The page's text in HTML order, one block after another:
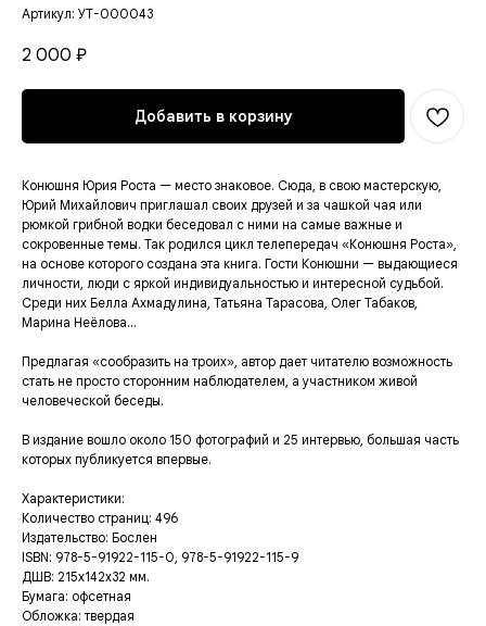
Артикул: УТ-000043
2 000 ₽
Добавить в корзину
Конюшня Юрия Роста — место знаковое. Сюда, в свою мастерскую,
Юрий Михайлович приглашал своих друзей и за чашкой чая или
рюмкой грибной водки беседовал с ними на самые важные и
сокровенные темы. Так родился цикл телепередач «Конюшня Роста»,
на основе которого создана эта книга. Гости Конюшни — выдающиеся
личности, люди с яркой индивидуальностью и интересной судьбой.
Среди них Белла Ахмадулина, Татьяна Тарасова, Олег Табаков,
Марина Неёлова...
Предлагая «сообразить на троих», автор дает читателю возможность
стать не просто сторонним наблюдателем, а участником живой
человеческой беседы.
В издание вошло около 150 фотографий и 25 интервью, большая часть
которых публикуется впервые.
Характеристики:
Количество страниц: 496
Издательство: Бослен
ISBN: 978-5-91922-115-0, 978-5-91922-115-9
ДШВ: 215х142х32 мм.
Бумага: офсетная
Обложка: твердая